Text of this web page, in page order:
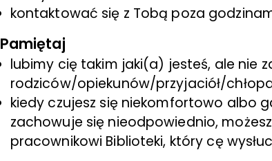
kontaktować się z Tobą poza
Pamiętaj
lubimy cię takim jaki(a) jesteś, ale nie
rodziców/opiekunów/przyjaciół/
kiedy czujesz się niekomfortowo albo
zachowuje się nieodpowiednio,
pracownikowi Biblioteki, który cę